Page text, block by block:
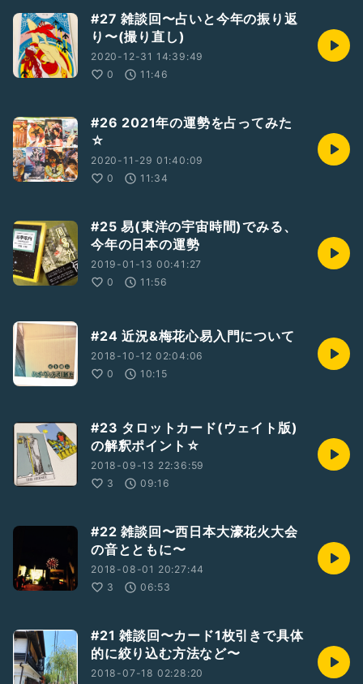
#27 雑談回〜占いと今年の振り返
り〜(撮り直し)
2020-12-31 14:39:49
0
11:46
#26 2021年の運勢を占ってみた
☆
2020-11-29 01:40:09
0
11:34
#25 易(東洋の宇宙時間)でみる、
今年の日本の運勢
2019-01-13 00:41:27
0
11:56
#24 近況&梅花心易入門について
2018-10-12 02:04:06
0
10:15
#23 タロットカード(ウェイト版)
の解釈ポイント☆
2018-09-13 22:36:59
3
09:16
#22 雑談回〜西日本大濠花火大会
の音とともに〜
2018-08-01 20:27:44
3
06:53
#21 雑談回〜カード1枚引きで具体
的に絞り込む方法など〜
2018-07-18 02:28:20